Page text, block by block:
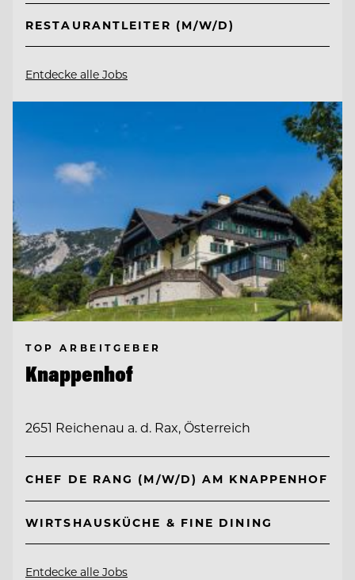
RESTAURANTLEITER (M/W/D)
Entdecke alle Jobs
TOP ARBEITGEBER
Knappenhof
2651 Reichenau a. d. Rax, Österreich
CHEF DE RANG (M/W/D) AM KNAPPENHOF
WIRTSHAUSKÜCHE & FINE DINING
Entdecke alle Jobs